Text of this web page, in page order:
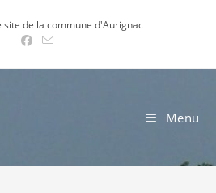
site de la commune d'Aurignac
Menu